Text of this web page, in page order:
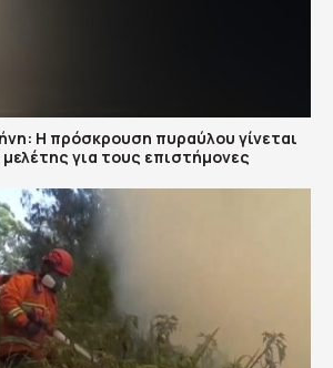
Η πρόσκρουση πυραύλου γίνεται
για τους επιστήμονες